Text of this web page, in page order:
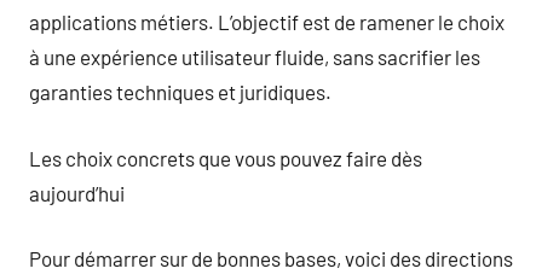
applications métiers. L’objectif est de ramener le choix
à une expérience utilisateur fluide, sans sacrifier les
garanties techniques et juridiques.
Les choix concrets que vous pouvez faire dès
aujourd’hui
Pour démarrer sur de bonnes bases, voici des directions